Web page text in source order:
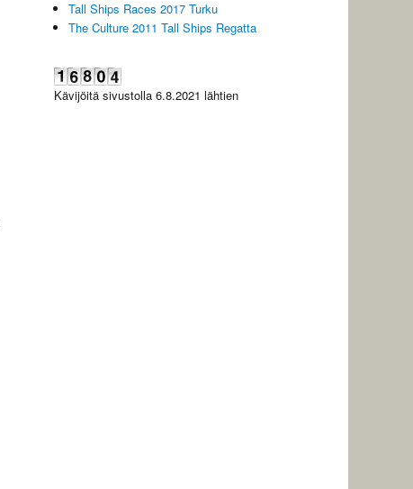
Tall Ships Races 2017 Turku
The Culture 2011 Tall Ships Regatta
Kävijöitä sivustolla 6.8.2021 lähtien